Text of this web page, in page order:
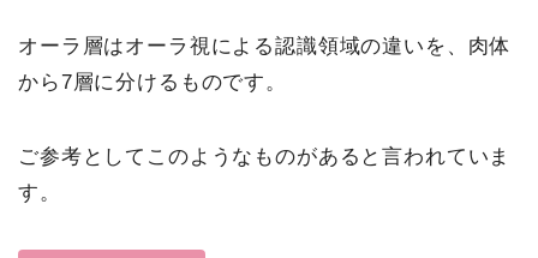
オーラ層はオーラ視による認識領域の違いを、肉体
から7層に分けるものです。
ご参考としてこのようなものがあると言われていま
す。